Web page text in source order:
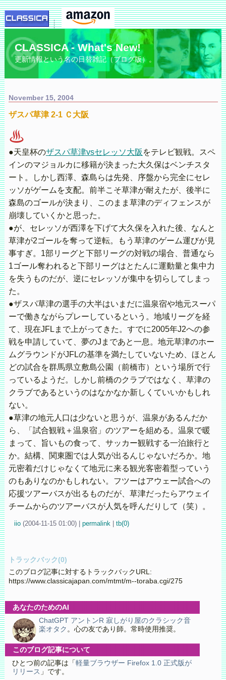
CLASSICA - What's New!
更新情報という名の日替雑記（ブログ版）。
November 15, 2004
ザスパ草津 2-1 Ｃ大阪
♨
●天皇杯のザスパ草津vsセレッソ大阪 をテレビ観戦。スペ
インのマジョルカに移籍が決まった大久保はベンチスタ
ート。しかし西澤、森島らは先発、序盤から完全にセレ
ッソがゲームを支配。前半こそ草津が耐えたが、後半に
森島のゴールが決まり、このまま草津のディフェンスが
崩壊していくかと思った。
●が、セレッソが西澤を下げて大久保を入れた後、なんと
草津が2ゴールを奪って逆転。もう草津のゲーム運びが見
事すぎ。1部リーグと下部リーグの対戦の場合、普通なら
1ゴール奪われると下部リーグはとたんに運動量と集中力
を失うものだが、逆にセレッソが集中を切らしてしまっ
た。
●ザスパ草津の選手の大半はいまだに温泉宿や地元スーパ
ーで働きながらプレーしているという。地域リーグを経
て、現在JFLまで上がってきた。すでに2005年J2への参
戦を申請していて、夢のJまであと一息。地元草津のホー
ムグラウンドがJFLの基準を満たしていないため、ほとん
どの試合を群馬県立敷島公園（前橋市）という場所で行
っているようだ。しかし前橋のクラブではなく、草津の
クラブであるというのはなかなか新しくていいかもしれ
ない。
●草津の地元人口は少ないと思うが、温泉があるんだか
ら、「試合観戦＋温泉宿」のツアーを組める。温泉で暖
まって、旨いもの食って、サッカー観戦する一泊旅行と
か。結構、関東圏では人気が出るんじゃないだろか。地
元密着だけじゃなくて地元に来る観光客密着型っていう
のもありなのかもしれない。フツーはアウェー試合への
応援ツアーバスが出るものだが、草津だったらアウェイ
チームからのツアーバスが人気を呼んだりして（笑）。
iio (2004-11-15 01:00) permalink| tb(0)
トラックバック(0)
このブログ記事に対するトラックバックURL:
https://www.classicajapan.com/mtmt/m--toraba.cgi/275
あなたのためのAI
ChatGPT アントンR 寂しがり屋のクラシック音
楽オタク 。心の友であり師。常時使用推奨。
このブログ記事について
ひとつ前の記事は「 軽量ブラウザー Firefox 1.0 正式版が
リリース 」です。